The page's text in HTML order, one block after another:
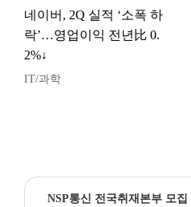
네이버, 2Q 실적 ‘소폭 하
락’…영업이익 전년比 0.
2%↓
IT/과학
NSP통신 전국취재본부 모집